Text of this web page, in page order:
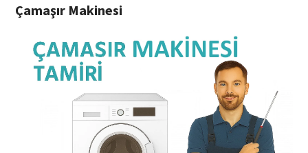
Çamaşır Makinesi